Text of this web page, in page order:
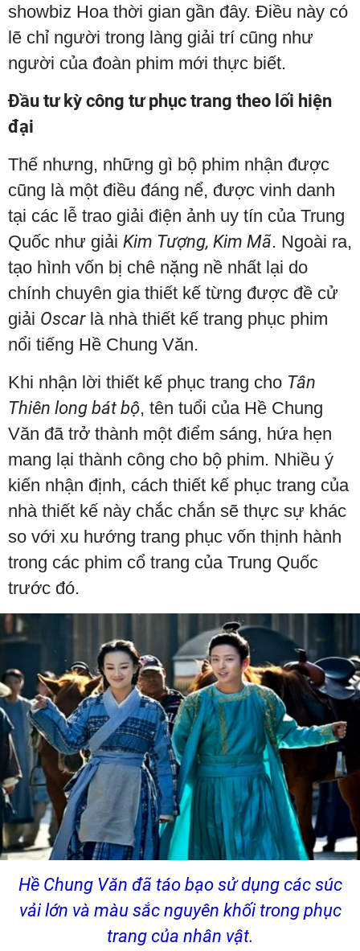
showbiz Hoa thời gian gần đây. Điều này có
lẽ chỉ người trong làng giải trí cũng như
người của đoàn phim mới thực biết.
Đầu tư kỳ công tư phục trang theo lối hiện
đại
Thế nhưng, những gì bộ phim nhận được
cũng là một điều đáng nể, được vinh danh
tại các lễ trao giải điện ảnh uy tín của Trung
Quốc như giải Kim Tượng, Kim Mã. Ngoài ra,
tạo hình vốn bị chê nặng nề nhất lại do
chính chuyên gia thiết kế từng được đề cử
giải Oscarlà nhà thiết kế trang phục phim
nổi tiếng Hề Chung Văn.
Khi nhận lời thiết kế phục trang cho Tân
Thiên long bát bộ, tên tuổi của Hề Chung
Văn đã trở thành một điểm sáng, hứa hẹn
mang lại thành công cho bộ phim. Nhiều ý
kiến nhận định, cách thiết kế phục trang của
nhà thiết kế này chắc chắn sẽ thực sự khác
so với xu hướng trang phục vốn thịnh hành
trong các phim cổ trang của Trung Quốc
trước đó.
Hề Chung Văn đã táo bạo sử dụng các súc
vải lớn và màu sắc nguyên khối trong phục
trang của nhân vật.